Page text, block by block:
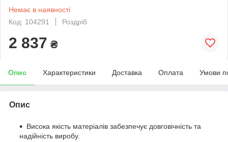
Немає в наявності
Код: 104291
Роздріб
2 837 ₴
Опис Характеристики Доставка Оплата Умови
Опис
Висока якість матеріалів забезпечує довговічність та
надійність виробу.